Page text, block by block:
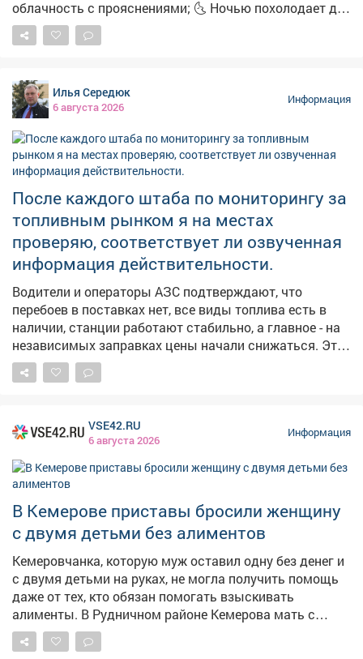
облачность с прояснениями; 🌜 Ночью похолодает до
+15°-облачно с прояснениями. 🌿 А ещё с
сегодняшним днём вязано немало народных примет:
сухой; ➖Увидели радугу-ждите перемены погоды;
➖Муравьи поднимают входы в муравейники-к
затяжным дождям; ➖Солнце на закате багровое-к
жаркой погоде на следующий день; ➖А если в этот
день посеять укроп-по поверью, зиму проживёте без
простуд. 👀Давайте понаблюдаем, работают ли
Илья Середюк
6 августа 2026
Информация
После каждого штаба по мониторингу за
топливным рынком я на местах
проверяю, соответствует ли озвученная
информация действительности.
Водители и операторы АЗС подтверждают, что
перебоев в поставках нет, все виды топлива есть в
наличии, станции работают стабильно, а главное - на
независимых заправках цены начали снижаться. Это
хорошие новости. Но вопрос остается на контроле -
будем и дальше работать с оптовиками, розничными
VSE42.RU
6 августа 2026
Информация
В Кемерове приставы бросили женщину
с двумя детьми без алиментов
Кемеровчанка, которую муж оставил одну без денег и
с двумя детьми на руках, не могла получить помощь
даже от тех, кто обязан помогать взыскивать
алименты. В Рудничном районе Кемерова мать с
двумя детьми не могла получить алименты от
бывшего супруга. Мать растит 9-летнего сына и 14-